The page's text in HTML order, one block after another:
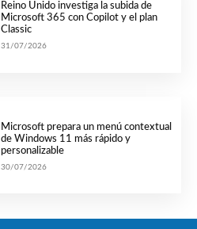
Reino Unido investiga la subida de
Microsoft 365 con Copilot y el plan
Classic
31/07/2026
Microsoft prepara un menú contextual
de Windows 11 más rápido y
personalizable
30/07/2026